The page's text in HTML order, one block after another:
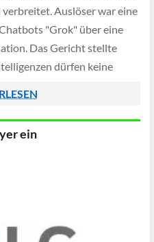
verbreitet. Auslöser war eine
"Grok" über eine
Das Gericht stellte
dürfen keine
ein